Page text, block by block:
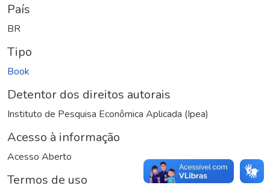
País
BR
Tipo
Book
Detentor dos direitos autorais
Instituto de Pesquisa Econômica Aplicada (Ipea)
Acesso à informação
Acesso Aberto
Termos de uso